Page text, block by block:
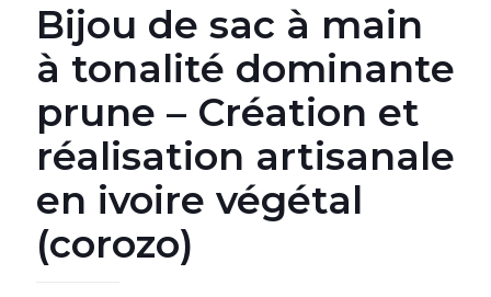
Bijou de sac à main
à tonalité dominante
prune – Création et
réalisation artisanale
en ivoire végétal
(corozo)